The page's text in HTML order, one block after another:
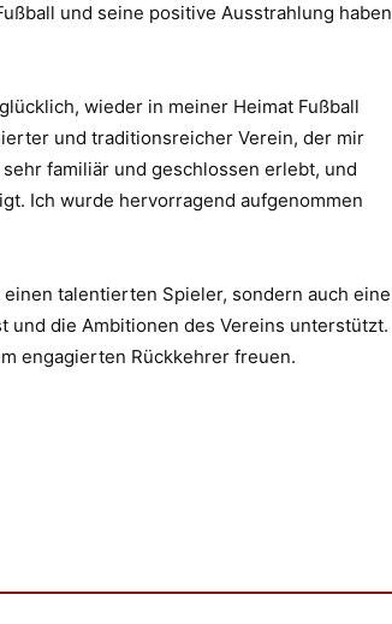
und seine positive Ausstrahlung haben
wieder in meiner Heimat Fußball
und traditionsreicher Verein, der mir
familiär und geschlossen erlebt, und
Ich wurde hervorragend aufgenommen
talentierten Spieler, sondern auch eine
die Ambitionen des Vereins unterstützt.
engagierten Rückkehrer freuen.